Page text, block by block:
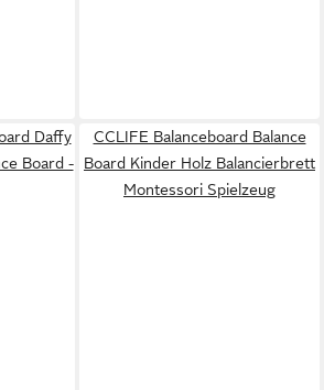
Daffy
Board -
CCLIFE Balanceboard Balance
Board Kinder Holz Balancierbrett
Montessori Spielzeug